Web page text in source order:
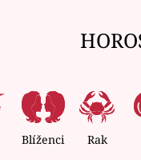
Blíženci Rak